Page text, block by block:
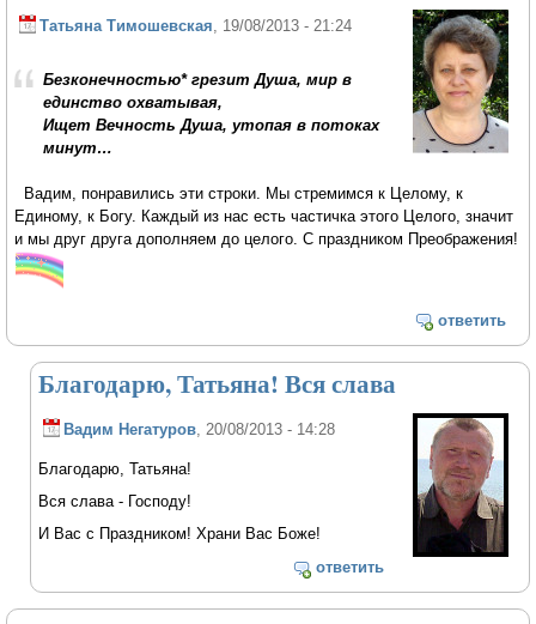
Татьяна Тимошевская, 19/08/2013 - 21:24
Безконечностью* грезит Душа, мир в
единство охватывая,
Ищет Вечность Душа, утопая в потоках
минут…
Вадим, понравились эти строки. Мы стремимся к Целому, к
Единому, к Богу. Каждый из нас есть частичка этого Целого, значит
и мы друг друга дополняем до целого. С праздником Преображения!
ответить
Благодарю, Татьяна! Вся слава
Вадим Негатуров, 20/08/2013 - 14:28
Благодарю, Татьяна!
Вся слава - Господу!
И Вас с Праздником! Храни Вас Боже!
ответить